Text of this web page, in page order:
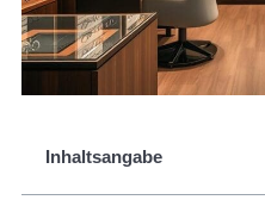
Inhaltsangabe